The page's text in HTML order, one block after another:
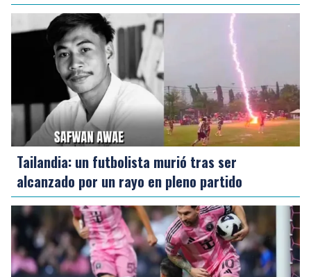
Tailandia: un futbolista murió tras ser
alcanzado por un rayo en pleno partido